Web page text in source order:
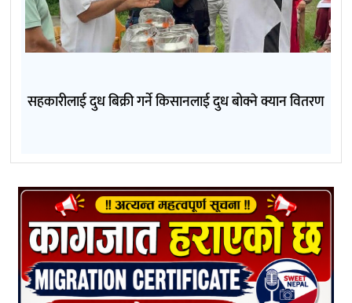
सहकारीलाई दुध बिक्री गर्ने किसानलाई दुध बोक्ने क्यान वितरण